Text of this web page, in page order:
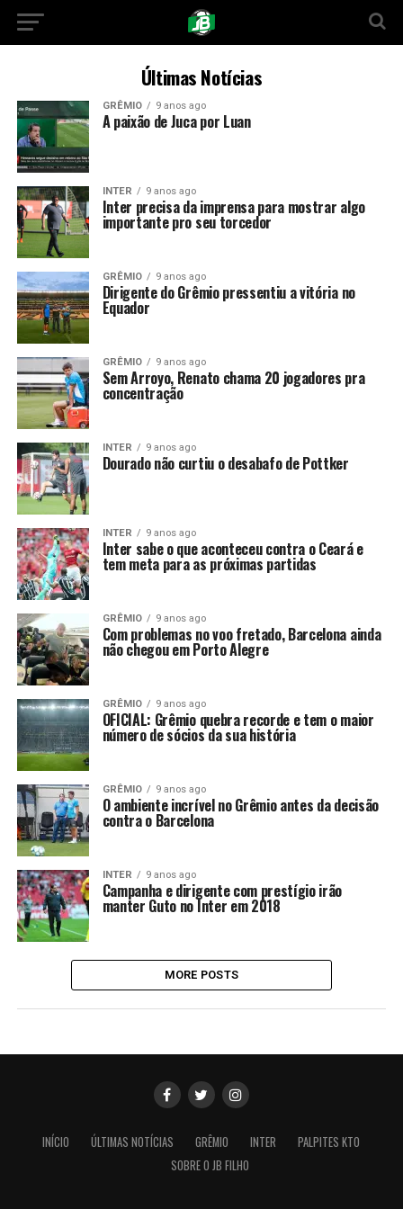
Últimas Notícias
GRÊMIO 9 anos ago
A paixão de Juca por Luan
INTER 9 anos ago
Inter precisa da imprensa para mostrar algo
importante pro seu torcedor
GRÊMIO 9 anos ago
Dirigente do Grêmio pressentiu a vitória no
Equador
GRÊMIO 9 anos ago
Sem Arroyo, Renato chama 20 jogadores pra
concentração
INTER 9 anos ago
Dourado não curtiu o desabafo de Pottker
INTER 9 anos ago
Inter sabe o que aconteceu contra o Ceará e
tem meta para as próximas partidas
GRÊMIO 9 anos ago
Com problemas no voo fretado, Barcelona ainda
não chegou em Porto Alegre
GRÊMIO 9 anos ago
OFICIAL: Grêmio quebra recorde e tem o maior
número de sócios da sua história
GRÊMIO 9 anos ago
O ambiente incrível no Grêmio antes da decisão
contra o Barcelona
INTER 9 anos ago
Campanha e dirigente com prestígio irão
manter Guto no Inter em 2018
MORE POSTS
INÍCIO ÚLTIMAS NOTÍCIAS GRÊMIO INTER
PALPITES KTO
SOBRE O JB FILHO